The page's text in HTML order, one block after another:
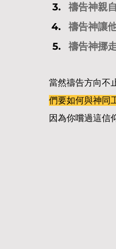
禱告神親
禱告神讓
禱告神挪
當然禱告方向不
們要如何與神同
因為你嚐過這信